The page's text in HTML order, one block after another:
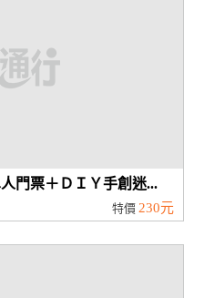
門票＋ＤＩＹ手創迷...
特價 230元